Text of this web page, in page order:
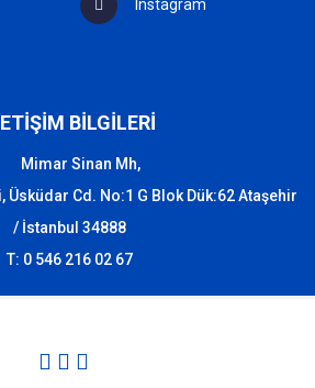
Instagram
BİLGİLERİ
Mimar Sinan Mh,
Cd. No:1 G Blok Dük:62 Ataşehir
/ İstanbul 34888
T: 0 546 216 02 67